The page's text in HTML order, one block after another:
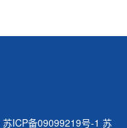
苏ICP备09099219号-1 苏